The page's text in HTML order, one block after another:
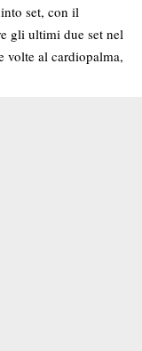
set, con il
gli ultimi due set nel
volte al cardiopalma,